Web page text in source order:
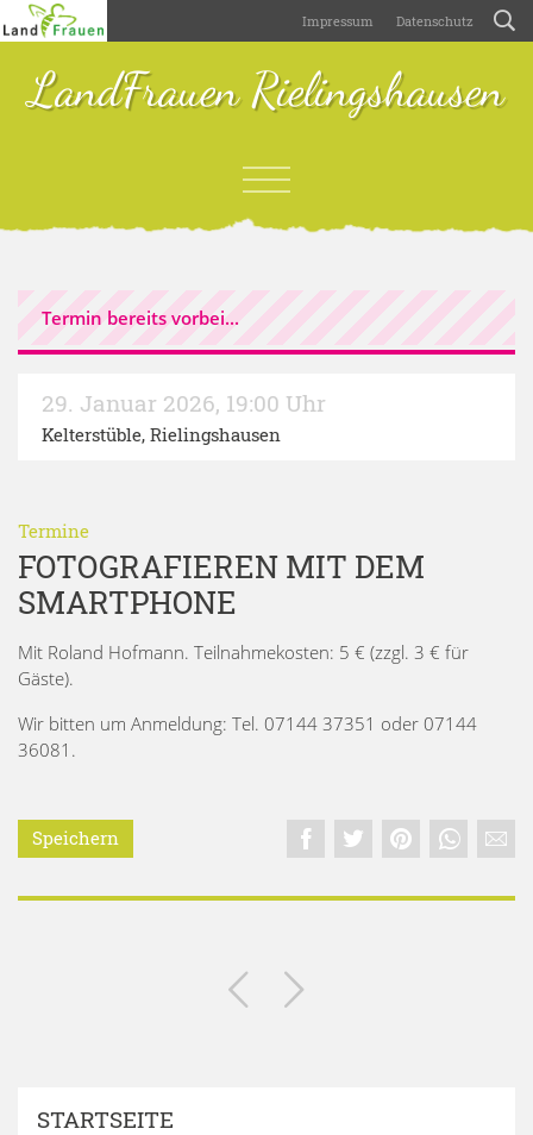
Impressum Datenschutz
LandFrauen Rielingshausen
Termin bereits vorbei...
29. Januar 2026, 19:00 Uhr
Kelterstüble, Rielingshausen
Termine
FOTOGRAFIEREN MIT DEM
SMARTPHONE
Mit Roland Hofmann. Teilnahmekosten: 5 € (zzgl. 3 € für
Gäste).
Wir bitten um Anmeldung: Tel. 07144 37351 oder 07144
36081.
Speichern
STARTSEITE